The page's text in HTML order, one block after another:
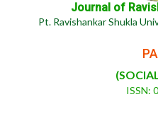
Journal of
Pt. Ravishankar Shukla
ISSN: